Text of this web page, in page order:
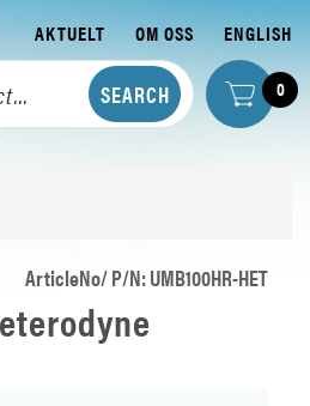
AKTUELT OM OSS ENGLISH
0
ArticleNo/ P/N: UMB100HR-HET